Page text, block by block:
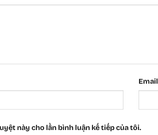
Email
này cho lần bình luận kế tiếp của tôi.